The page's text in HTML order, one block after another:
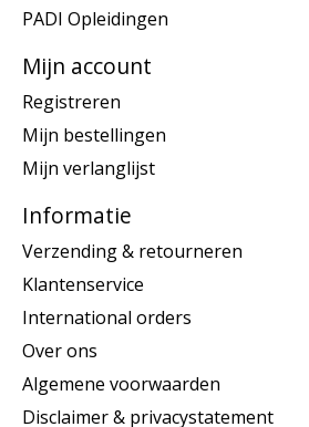
PADI Opleidingen
Mijn account
Registreren
Mijn bestellingen
Mijn verlanglijst
Informatie
Verzending & retourneren
Klantenservice
International orders
Over ons
Algemene voorwaarden
Disclaimer & privacystatement